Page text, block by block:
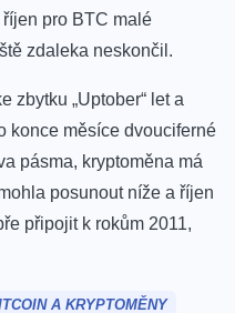
pro BTC malé
zdaleka neskončil.
zbytku „Uptober“ let a
konce měsíce dvouciferné
pásma, kryptoměna má
posunout níže a říjen
připojit k rokům 2011,
A KRYPTOMĚNY